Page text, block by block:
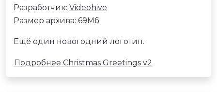
Разработчик: Videohive
Размер архива: 69Мб
Ещё один новогодний логотип.
Подробнее Christmas Greetings v2